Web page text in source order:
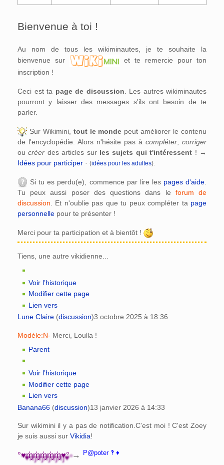
Bienvenue à toi !
Au nom de tous les wikiminautes, je te souhaite la
bienvenue sur
et te remercie pour ton
inscription !
Ceci est ta page de discussion . Les autres wikiminautes
pourront y laisser des messages s'ils ont besoin de te
parler.
Sur Wikimini, tout le monde peut améliorer le contenu
de l'encyclopédie. Alors n'hésite pas à compléter
corriger
oucréer des articles sur les sujets qui t'intéressent ! →
Idées pour participer · (idées pour les adultes).
Si tu es perdu(e), commence par lire les pages d'aide
Tu peux aussi poser des questions dans le forum de
discussion. Et n'oublie pas que tu peux compléter ta page
personnelle pour te présenter !
Merci pour ta participation et à bientôt !
Tiens, une autre vikidienne...
Voir l’historique
Modifier cette page
Lien vers
Lune Claire (discussion)3 octobre 2025 à 18:36
Modèle:N- Merci, Loulla !
Parent
Voir l’historique
Modifier cette page
Lien vers
Banana66 (discussion)13 janvier 2026 à 14:33
Sur wikimini il y a pas de notification.C'est moi ! C'est Zoey
je suis aussi sur Vikidia!
°♥ɱ̍ɱ̍ɱ̍ɱ̍ɱ̍♥°→ P@poter ‽ ♦